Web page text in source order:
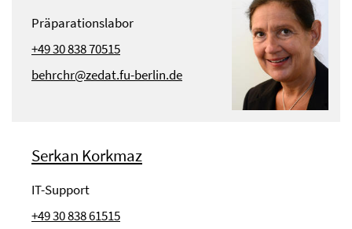
Präparationslabor
+49 30 838 70515
behrchr@zedat.fu-berlin.de
Serkan Korkmaz
IT-Support
+49 30 838 61515